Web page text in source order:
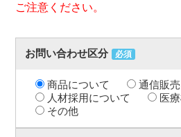
ご注意ください。
お問い合わせ区分 必須
商品について
通信販
人材採用について
医
その他